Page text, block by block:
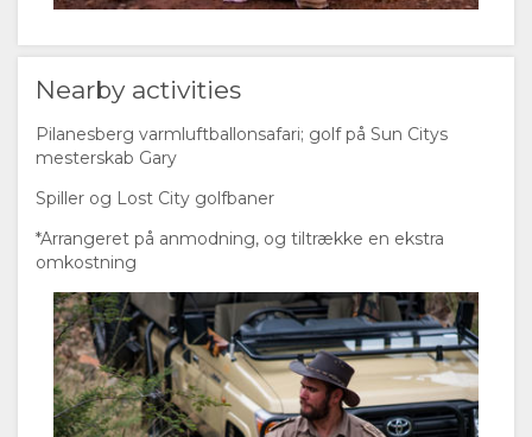
KORT
BELIGGENHED
VEJLEDNING
KONTAKT
SKIFT
TYSK
SPANSK
FRANSK
Nearby activities
Pilanesberg varmluftballonsafari; golf på Sun Citys
mesterskab Gary
Spiller og Lost City golfbaner
*Arrangeret på anmodning, og tiltrække en ekstra
omkostning